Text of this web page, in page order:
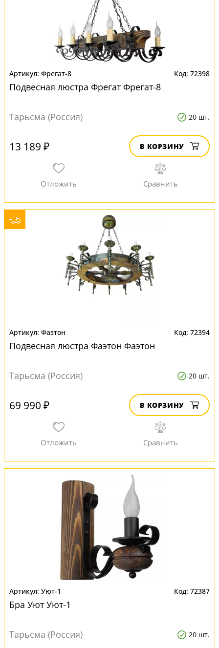
Фрегат-8 72398
Подвесная люстра Фрегат Фрегат-8
Тарьсма (Россия) 20 шт.
13 189 ₽ В КОРЗИНУ
Фаэтон 72394
Подвесная люстра Фаэтон Фаэтон
Тарьсма (Россия) 20 шт.
69 990 ₽ В КОРЗИНУ
Уют-1 72387
Бра Уют Уют-1
Тарьсма (Россия) 20 шт.